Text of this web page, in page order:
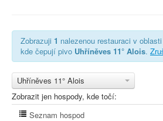
Zobrazuji 1 nalezenou restauraci v
kde čepují pivo Uhříněves 11° Alois.
Uhříněves 11° Alois
Zobrazit jen hospody, kde točí:
Seznam hospod